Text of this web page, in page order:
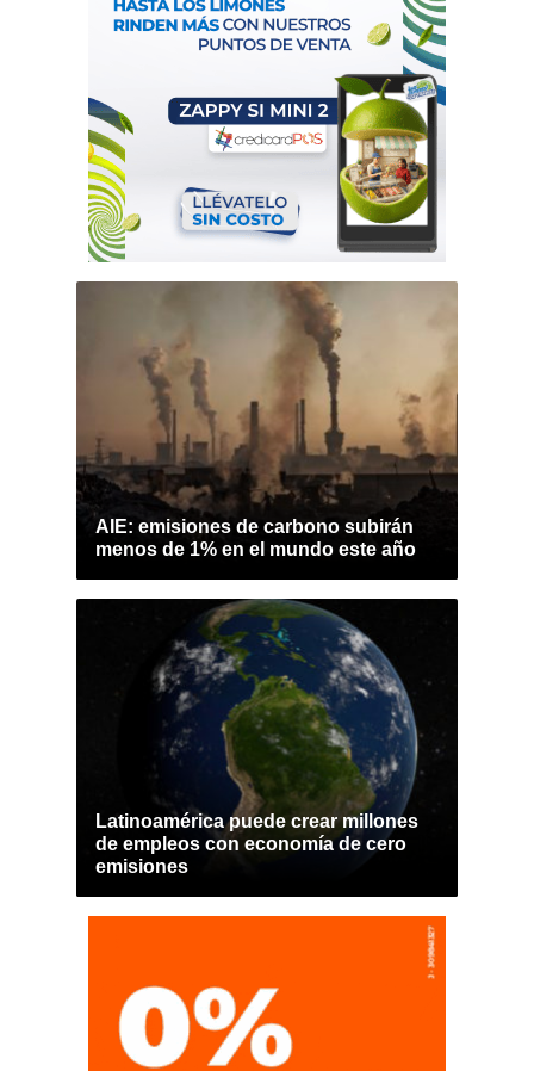
AIE: emisiones de carbono subirán
menos de 1% en el mundo este año
Latinoamérica puede crear millones
de empleos con economía de cero
emisiones